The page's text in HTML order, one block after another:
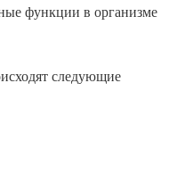
функции в организме
следующие